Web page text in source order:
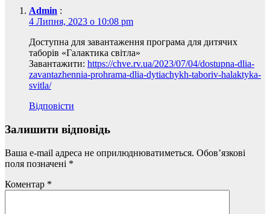
Admin :
4 Липня, 2023 о 10:08 pm
Доступна для завантаження програма для дитячих
таборів «Галактика світла»
Завантажити: https://chve.rv.ua/2023/07/04/dostupna-dlia-
zavantazhennia-prohrama-dlia-dytiachykh-taboriv-halaktyka-
svitla/
Відповісти
Залишити відповідь
Ваша e-mail адреса не оприлюднюватиметься. Обов’язкові
поля позначені *
Коментар *